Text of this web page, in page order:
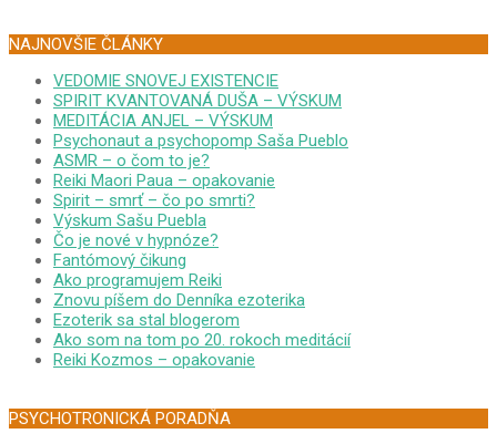
NAJNOVŠIE ČLÁNKY
VEDOMIE SNOVEJ EXISTENCIE
SPIRIT KVANTOVANÁ DUŠA – VÝSKUM
MEDITÁCIA ANJEL – VÝSKUM
Psychonaut a psychopomp Saša Pueblo
ASMR – o čom to je?
Reiki Maori Paua – opakovanie
Spirit – smrť – čo po smrti?
Výskum Sašu Puebla
Čo je nové v hypnóze?
Fantómový čikung
Ako programujem Reiki
Znovu píšem do Denníka ezoterika
Ezoterik sa stal blogerom
Ako som na tom po 20. rokoch meditácií
Reiki Kozmos – opakovanie
PSYCHOTRONICKÁ PORADŇA